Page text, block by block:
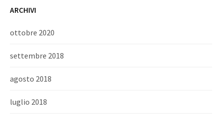
ARCHIVI
ottobre 2020
settembre 2018
agosto 2018
luglio 2018